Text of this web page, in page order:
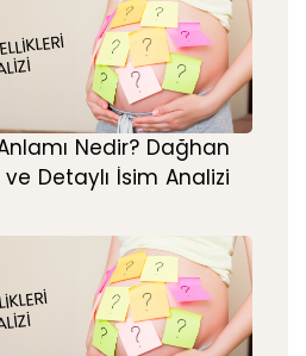
Nedir? Dağhan
Detaylı İsim Analizi